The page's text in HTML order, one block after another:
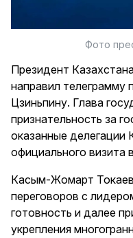
Фото
Президент
направил
Цзиньпину. Глава
признательность за
оказанные делегации
официального визита
Касым-Жомарт
переговоров с
готовность и далее
укрепления